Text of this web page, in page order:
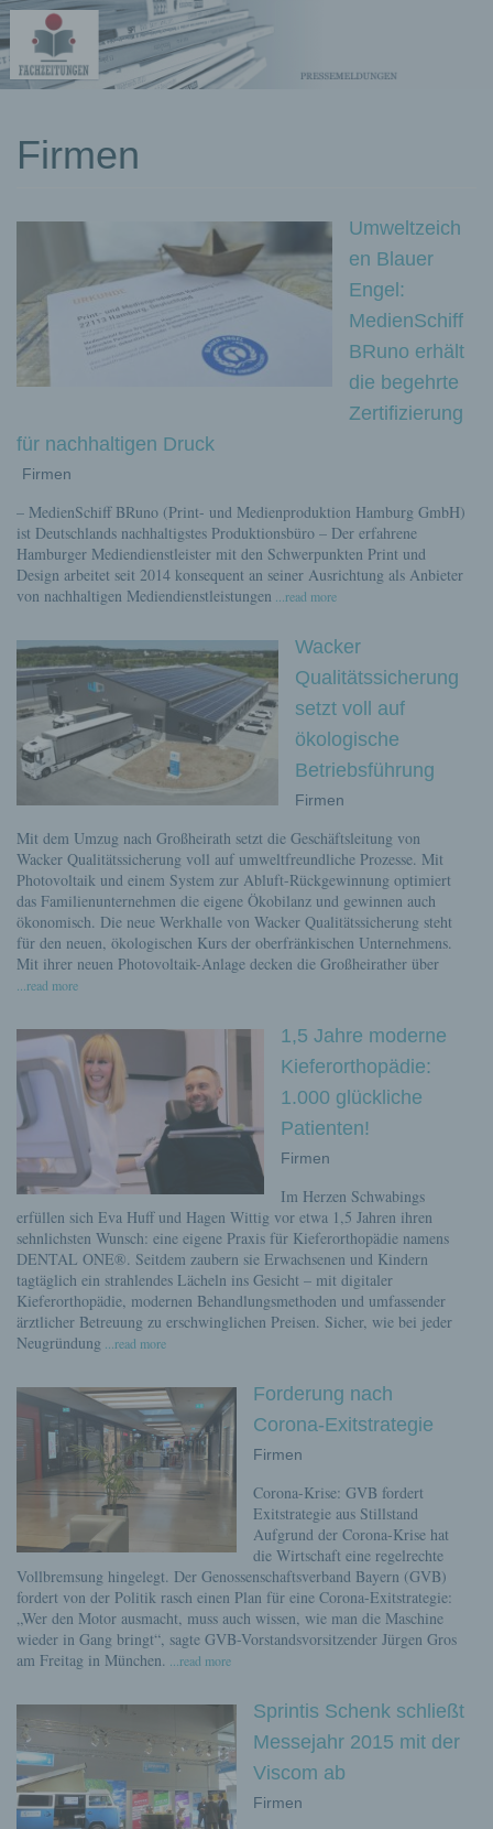
Pressemeldungen
Firmen
Umweltzeich
en Blauer
Engel:
MedienSchiff
BRuno erhält
die begehrte
Zertifizierung
für nachhaltigen Druck
Firmen
– MedienSchiff BRuno (Print- und Medienproduktion Hamburg GmbH)
ist Deutschlands nachhaltigstes Produktionsbüro – Der erfahrene
Hamburger Mediendienstleister mit den Schwerpunkten Print und
Design arbeitet seit 2014 konsequent an seiner Ausrichtung als Anbieter
von nachhaltigen Mediendienstleistungen ...read more
Wacker
Qualitätssicherung
setzt voll auf
ökologische
Betriebsführung
Firmen
Mit dem Umzug nach Großheirath setzt die Geschäftsleitung von
Wacker Qualitätssicherung voll auf umweltfreundliche Prozesse. Mit
Photovoltaik und einem System zur Abluft-Rückgewinnung optimiert
das Familienunternehmen die eigene Ökobilanz und gewinnen auch
ökonomisch. Die neue Werkhalle von Wacker Qualitätssicherung steht
für den neuen, ökologischen Kurs der oberfränkischen Unternehmens.
Mit ihrer neuen Photovoltaik-Anlage decken die Großheirather über
...read more
1,5 Jahre moderne
Kieferorthopädie:
1.000 glückliche
Patienten!
Firmen
Im Herzen Schwabings
erfüllen sich Eva Huff und Hagen Wittig vor etwa 1,5 Jahren ihren
sehnlichsten Wunsch: eine eigene Praxis für Kieferorthopädie namens
DENTAL ONE®. Seitdem zaubern sie Erwachsenen und Kindern
tagtäglich ein strahlendes Lächeln ins Gesicht – mit digitaler
Kieferorthopädie, modernen Behandlungsmethoden und umfassender
ärztlicher Betreuung zu erschwinglichen Preisen. Sicher, wie bei jeder
Neugründung ...read more
Forderung nach
Corona-Exitstrategie
Firmen
Corona-Krise: GVB fordert
Exitstrategie aus Stillstand
Aufgrund der Corona-Krise hat
die Wirtschaft eine regelrechte
Vollbremsung hingelegt. Der Genossenschaftsverband Bayern (GVB)
fordert von der Politik rasch einen Plan für eine Corona-Exitstrategie:
„Wer den Motor ausmacht, muss auch wissen, wie man die Maschine
wieder in Gang bringt“, sagte GVB-Vorstandsvorsitzender Jürgen Gros
am Freitag in München. ...read more
Sprintis Schenk schließt
Messejahr 2015 mit der
Viscom ab
Firmen